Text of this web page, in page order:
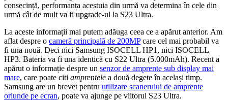
consecință, performanța acestuia din urmă va determina în cele din
urmă cât de mult va fi upgrade-ul la S23 Ultra.
La aceste informații mai putem adăuga ceea ce a apărut anterior. Am
aflat despre o cameră principală de 200MPcare cel mai probabil va
fi una nouă. Deci nici Samsung ISOCELL HP1, nici ISOCELL
HP3. Bateria va fi una identică cu S22 Ultra (5.000mAh). Recent a
apărut o informație despre un senzor de amprente sub display mai
mare, care poate citi amprentele a două degete în același timp.
Samsung are un brevet pentru utilizare scanerului de amprente
oriunde pe ecran, poate va ajunge pe viitorul S23 Ultra.